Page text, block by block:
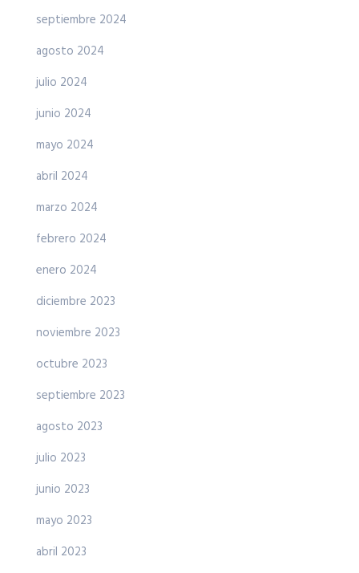
septiembre 2024
agosto 2024
julio 2024
junio 2024
mayo 2024
abril 2024
marzo 2024
febrero 2024
enero 2024
diciembre 2023
noviembre 2023
octubre 2023
septiembre 2023
agosto 2023
julio 2023
junio 2023
mayo 2023
abril 2023